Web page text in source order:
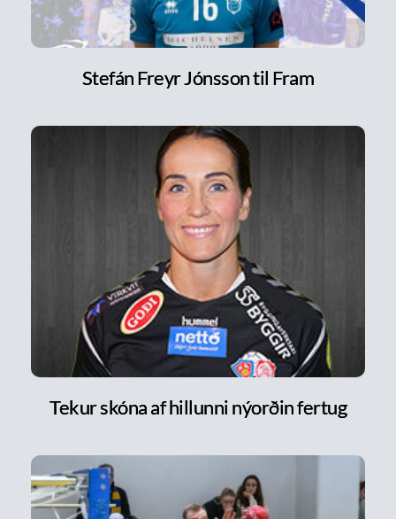
Stefán Freyr Jónsson til Fram
Tekur skóna af hillunni nýorðin fertug